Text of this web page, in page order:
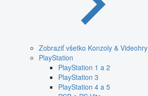
Zobraziť všetko Konzoly & Videohry
PlayStation
PlayStation 1 a 2
PlayStation 3
PlayStation 4 a 5